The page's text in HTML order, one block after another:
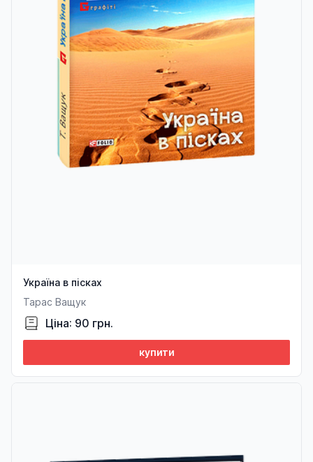
Україна в пісках
Тарас Ващук
Ціна: 90 грн.
купити